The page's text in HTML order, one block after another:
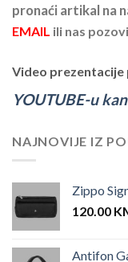
pronaći artikal na
EMAIL ili nas
Video prezentacije
YOUTUBE-u
NAJNOVIJE IZ
Zippo
120.00
Antifon